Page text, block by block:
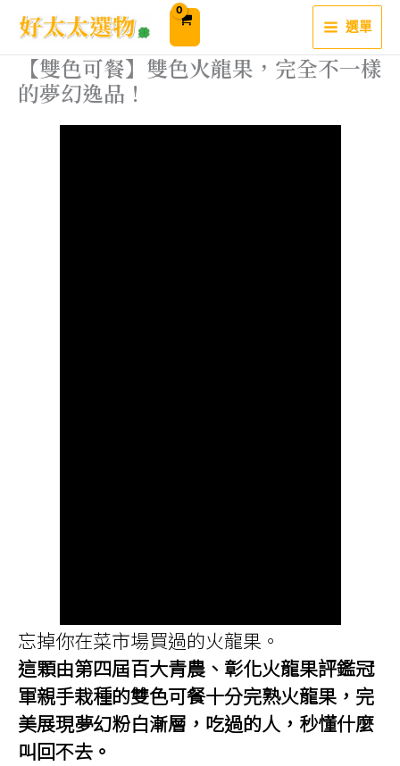
內
選單
【雙色可餐】雙色火龍果，完全不一樣
的夢幻逸品！
忘掉你在菜市場買過的火龍果。
這顆由第四屆百大青農、彰化火龍果評鑑冠
軍親手栽種的雙色可餐十分完熟火龍果，完
美展現夢幻粉白漸層，吃過的人，秒懂什麼
叫回不去。